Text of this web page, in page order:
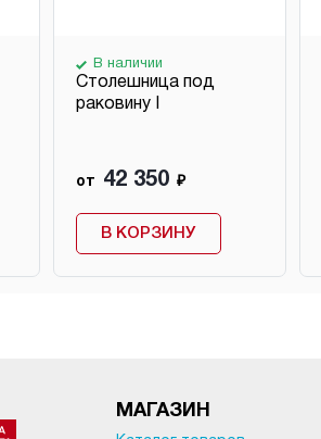
В наличии
Столешница под
раковину I
от 42 350 ₽
В КОРЗИНУ
МАГАЗИН